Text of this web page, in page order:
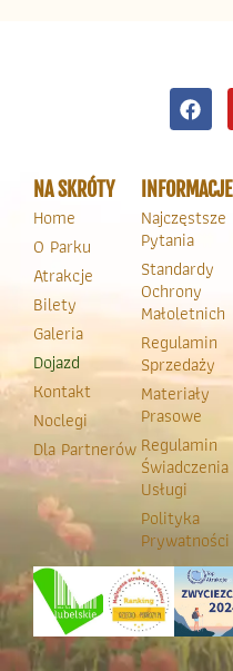
NA SKRÓTY
Home
O Parku
Atrakcje
Bilety
Galeria
Dojazd
Kontakt
Noclegi
Dla Partnerów
INFORMACJE
Najczęstsze
Pytania
Standardy
Ochrony
Małoletnich
Regulamin
Sprzedaży
Materiały
Prasowe
Regulamin
Świadczenia
Usługi
Polityka
Prywatności